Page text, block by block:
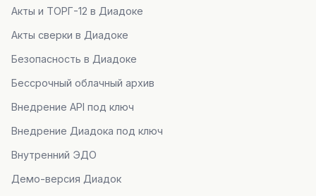
Акты и ТОРГ-12 в Диадоке
Акты сверки в Диадоке
Безопасность в Диадоке
Бессрочный облачный архив
Внедрение API под ключ
Внедрение Диадока под ключ
Внутренний ЭДО
Демо-версия Диадок